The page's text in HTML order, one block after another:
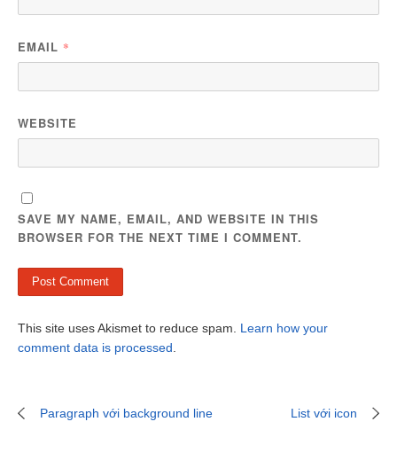
EMAIL *
WEBSITE
SAVE MY NAME, EMAIL, AND WEBSITE IN THIS
BROWSER FOR THE NEXT TIME I COMMENT.
This site uses Akismet to reduce spam. Learn how your
comment data is processed
Paragraph với background line List với icon